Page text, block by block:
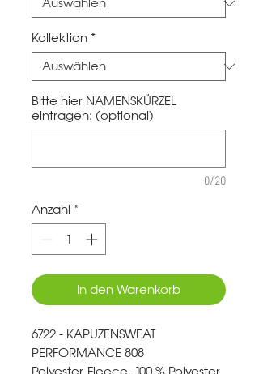
Kollektion *
Bitte hier NAMENSKÜRZEL
eintragen: (optional)
0/20
Anzahl *
In den Warenkorb
6722 - KAPUZENSWEAT
PERFORMANCE 808